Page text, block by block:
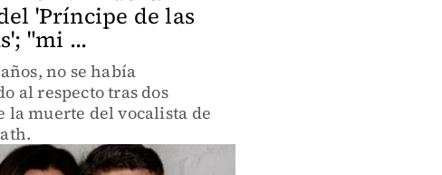
'Príncipe de las
"mi ...
no se había
al respecto tras dos
la muerte del vocalista de